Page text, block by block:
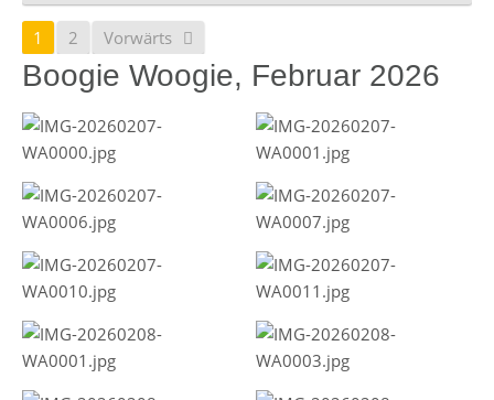
1 2 Vorwärts
Boogie Woogie, Februar 2026